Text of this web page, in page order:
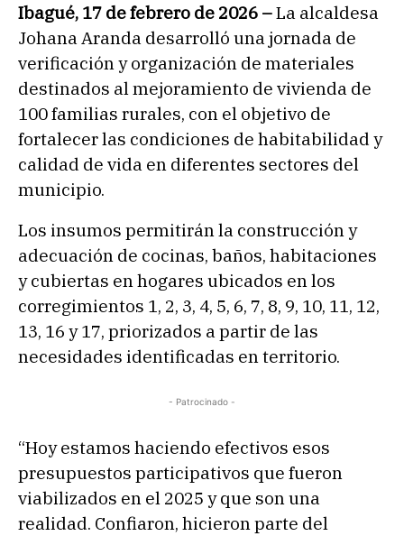
Ibagué, 17 de febrero de 2026 –La alcaldesa
Johana Aranda desarrolló una jornada de
verificación y organización de materiales
destinados al mejoramiento de vivienda de
100 familias rurales, con el objetivo de
fortalecer las condiciones de habitabilidad y
calidad de vida en diferentes sectores del
municipio.
Los insumos permitirán la construcción y
adecuación de cocinas, baños, habitaciones
y cubiertas en hogares ubicados en los
corregimientos 1, 2, 3, 4, 5, 6, 7, 8, 9, 10, 11, 12,
13, 16 y 17, priorizados a partir de las
necesidades identificadas en territorio.
- Patrocinado -
“Hoy estamos haciendo efectivos esos
presupuestos participativos que fueron
viabilizados en el 2025 y que son una
realidad. Confiaron, hicieron parte del